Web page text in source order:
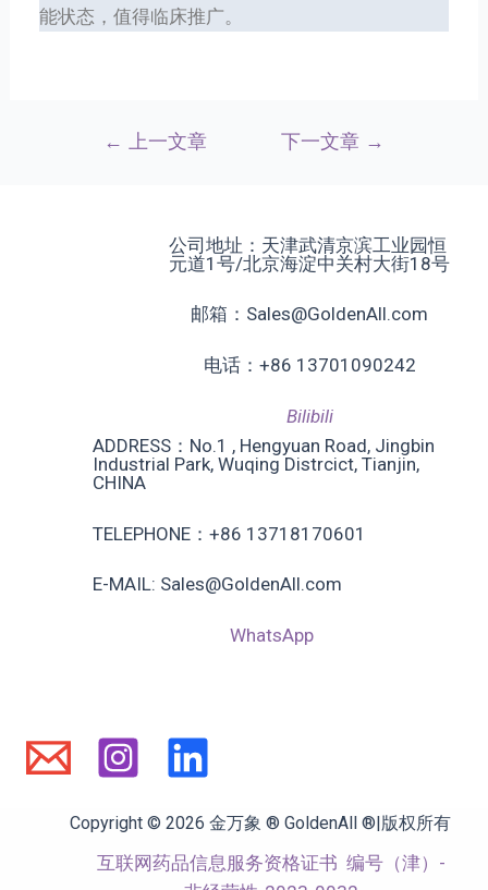
能状态，值得临床推广。
← 上一文章 下一文章 →
公司地址：天津武清京滨工业园恒
元道1号/北京海淀中关村大街18号
邮箱：Sales@GoldenAll.com
电话：+86 13701090242
Bilibili
ADDRESS：No.1 , Hengyuan Road, Jingbin
Industrial Park, Wuqing Distrcict, Tianjin,
CHINA
TELEPHONE：+86 13718170601
E-MAIL: Sales@GoldenAll.com
WhatsApp
Copyright © 2026 金万象 ® GoldenAll ®|版权所有
互联网药品信息服务资格证书 编号（津）-